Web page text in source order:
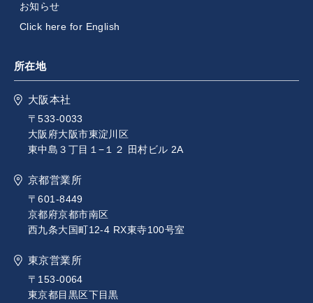
お知らせ
Click here for English
所在地
大阪本社
〒533-0033
大阪府大阪市東淀川区
東中島３丁目１−１２ 田村ビル 2A
京都営業所
〒601-8449
京都府京都市南区
西九条大国町12-4 RX東寺100号室
東京営業所
〒153-0064
東京都目黒区下目黒